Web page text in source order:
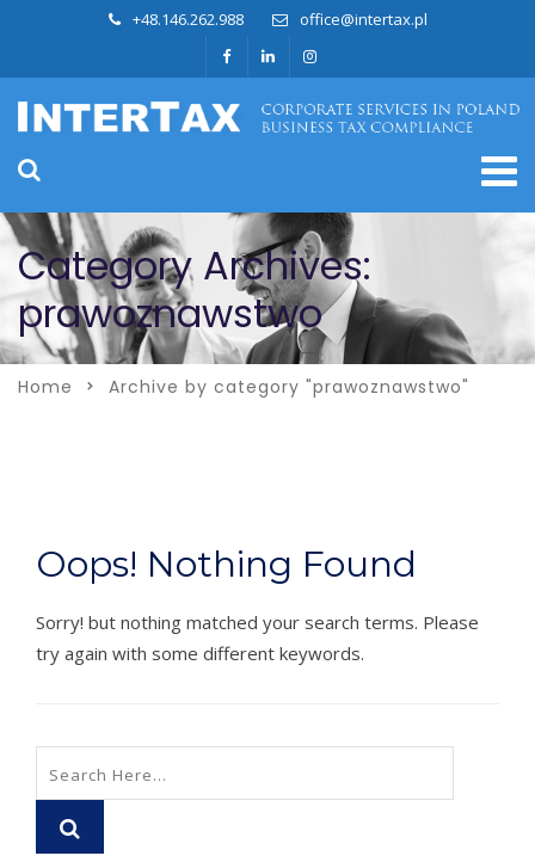
+48.146.262.988 office@intertax.pl
Category Archives:
prawoznawstwo
Home Archive by category "prawoznawstwo"
Oops! Nothing Found
Sorry! but nothing matched your search terms. Please
try again with some different keywords.